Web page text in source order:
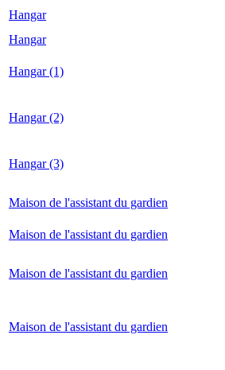
Hangar
Hangar
Hangar (1)
Hangar (2)
Hangar (3)
Maison de l'assistant du gardien
Maison de l'assistant du gardien
Maison de l'assistant du gardien
Maison de l'assistant du gardien